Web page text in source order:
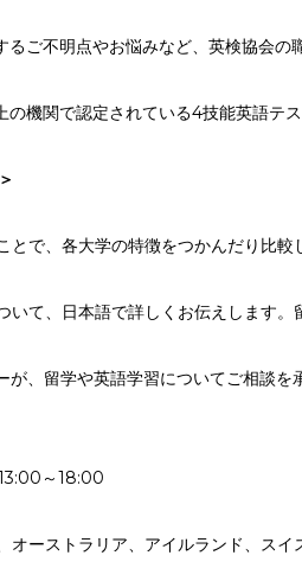
ご不明点やお悩みなど、英検協会
の機関で認定されている4技能英語テ
で、各大学の特徴をつかんだり比較
いて、日本語で詳しくお伝えします
、留学や英語学習についてご相談を
～18:00
オーストラリア、アイルランド、スイ